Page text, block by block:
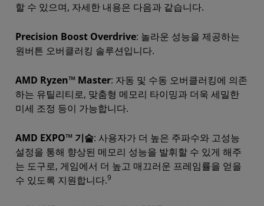
할 수 있으며, 자세한 내용은 다음과 같습니다.
Precision Boost Overdrive: 놀라운 성능을 제공하는
원버튼 오버클러킹 솔루션입니다.
AMD Ryzen™ Master: 자동 및 수동 오버클러킹에 의존
하는 유틸리티로, 맞춤형 메모리 타이밍과 더욱 세밀한
미세 조정 등이 가능합니다.
AMD EXPO™ 기술: 사용자가 더 높은 주파수와 고성능
설정을 통해 향상된 메모리 성능을 발휘할 수 있게 해주
는 도구로, 게임에서 더 높고 매끄러운 프레임률을 얻을
수 있도록 지원합니다.9